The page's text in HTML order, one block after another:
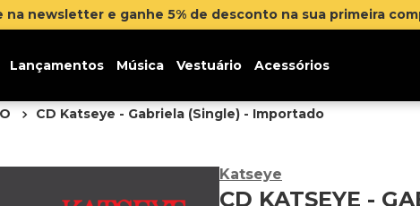
na newsletter e ganhe 5% de desconto na sua primeira
Lançamentos Música Vestuário Acessórios
CD Katseye - Gabriela (Single) - Importado
Katseye
CD KATSEYE -